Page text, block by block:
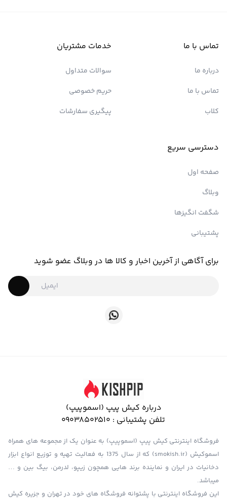
تماس با ما
درباره ما
تماس با ما
کلاب
خدمات مشتریان
سوالات متداول
حریم خصوصی
پیگیری سفارشات
دسترسی سریع
صفحه اول
وبلاگ
شگفت انگیزها
پشتیبانی
برای آگاهی از آخرین اخبار و کالا ها در وبلاگ عضو شوید
درباره کیش پیپ (اسموپیپ)
تلفن پشتیبانی : 09038502510
فروشگاه اینترنتی کیش پیپ (اسموپیپ) به عنوان یک از مجموعه های همراه
اسموکیش (smokish.ir) که از سال 1375 به فعالیت تهیه و توزیع انواع ابزار
دخانیات در ایران و نماینده برند هایی همچون زیپو، لدرمن، بیگ بین و …
میباشد.
این فروشگاه اینترنتی با پشتوانه فروشگاه های خود در تهران و جزیره کیش